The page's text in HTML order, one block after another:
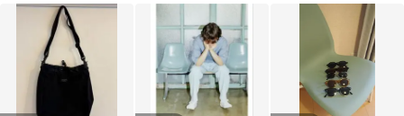
ーコード購入
P/OShirts